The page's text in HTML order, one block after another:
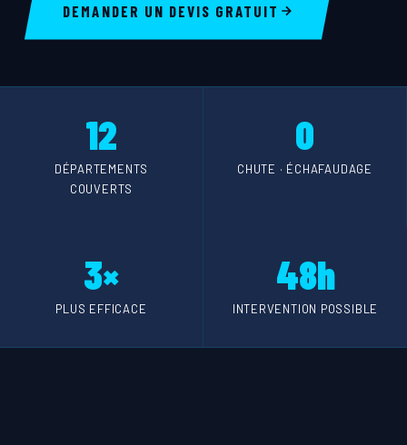
DEMANDER UN DEVIS GRATUIT
12
DÉPARTEMENTS
COUVERTS
0
CHUTE · ÉCHAFAUDAGE
3×
PLUS EFFICACE
48h
INTERVENTION POSSIBLE